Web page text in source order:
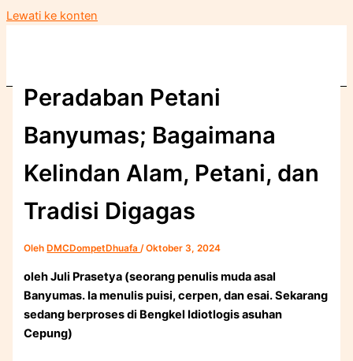
Lewati ke konten
Peradaban Petani
Banyumas; Bagaimana
Kelindan Alam, Petani, dan
Tradisi Digagas
Oleh DMCDompetDhuafa/Oktober 3, 2024
oleh Juli Prasetya (seorang penulis muda asal
Banyumas. Ia menulis puisi, cerpen, dan esai. Sekarang
sedang berproses di Bengkel Idiotlogis asuhan
Cepung)